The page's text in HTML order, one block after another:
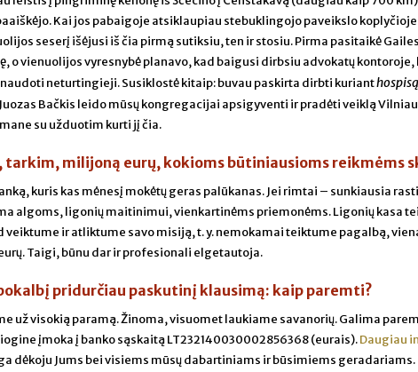
Kai jos pabaigoje atsiklaupiau stebuklingojo paveikslo
seserį išėjusi iš čia pirmą sutiksiu, ten ir stosiu. Pirma pasitaikė
o vienuolijos vyresnybė planavo, kad baigusi dirbsiu advokatų
neturtingieji. Susiklostė kitaip: buvau paskirta dirbti kurianthospisą
Bačkis leido mūsų kongregacijai apsigyventi ir pradėti veiklą
su užduotim kurti jį čia.
tarkim, milijoną eurų, kokioms būtiniausioms reikmėms
kuris kas mėnesį mokėtų geras palūkanas. Jei rimtai – sunkiausia
algoms, ligonių maitinimui, vienkartinėms priemonėms. Ligonių kasa
veiktume ir atliktume savo misiją, t. y. nemokamai teiktume pagalbą,
Taigi, būnu dar ir profesionali elgetautoja.
pridurčiau paskutinį klausimą: kaip paremti?
už visokią paramą. Žinoma, visuomet laukiame savanorių. Galima
įmoka į banko sąskaitą LT232140030002856368 (eurais).Daugiau
dėkoju Jums bei visiems mūsų dabartiniams ir būsimiems geradariams.